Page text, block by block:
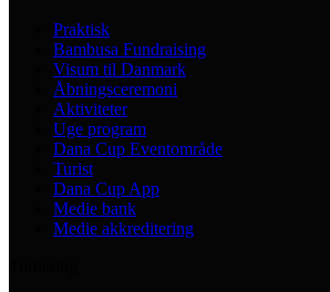
Praktisk
Bambusa Fundraising
Visum til Danmark
Åbningsceremoni
Aktiviteter
Uge program
Dana Cup Eventområde
Turist
Dana Cup App
Medie bank
Medie akkreditering